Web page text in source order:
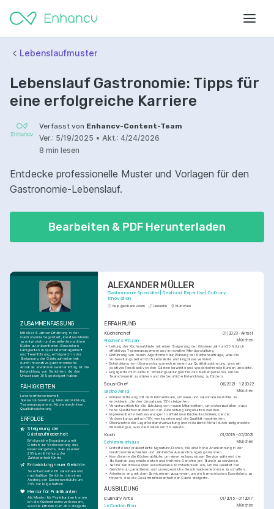
Lebenslaufmuster
Lebenslauf Gastronomie: Tipps für
eine erfolgreiche Karriere
Verfasst von Enhancv-Content-Team
Ver.: 5/19/2025 • Akt.: 4/24/2026
8 min lesen
Entdecke professionelle Muster und Vorlagen für den
Gastronomie-Lebenslauf.
Bearbeiten & PDF Herunterladen
ALEXANDER MÜLLER
Gastronomie Specialist | Seafood Expertise | Culinary
Innovation
help@enhancv.com LinkedIn München
ERFAHRUNG
Küchenchef 01/2023 - Aktuell
Fischer's Fritzen München
• Leitung der Küchenabläufe mit einer Steigerung der Gästeanzahl um 50% durch
effektives Teammanagement und innovative Menügestaltung.
• Einführung von neuen Algorithmen zur Planung der Küchenaufträge, was die
Vorbereitungszeit um 20% reduzierte und Engpässe vermied.
• Entwicklung von Überwachungsmechanismen zur Qualitätssicherung, was ein
positives Feedback von den Gästen bewirkte und wiederkehrende Kunden anlockte.
• Engagierte mich aktiv in Schulungssitzungen für das Küchenpersonal, um die
Teamdynamik zu stärken und die berufliche Entwicklung zu fördern.
Sous-Chef 06/2021 - 12/2022
Bistro Amici München
• Kollaborierte eng mit dem Küchenteam, um neue und saisonale Gerichte zu
entwickeln, die den Umsatz um 15% steigerten.
• Verantwortlich für die Schulung von neuen Mitarbeitern, um sicherzustellen, dass
hohe Qualitätsstandards in der Zubereitung eingehalten werden.
• Implementierte Verbesserungen in effektiven Küchentechniken, die die
Vorbereitungszeit um 10% verringerten und die Qualität maximierten.
• Überwachte die Lagerbestandverwaltung und reduzierte Abfall durch zeitgerechte
Bestellungen, was die Kosten um 5% senkte.
Koch 01/2019 - 05/2021
Schlemmerhaus München
• Erstellte und präsentierte Signature-Dishes, die eine hohe Anerkennung in der
Gastronomie erhielten und zahlreiche Auszeichnungen gewannen.
• Koordinierte die Küchenabläufe, um einen reibungslosen Service während der
Stoßzeiten zu gewährleisten und mehrere Gerichte pro Stunde zu servieren.
•
Setzte Kenntnisse über verschiedene Kochtechniken ein, um die Qualität der
Gerichte zu garantieren und unvergessliche Geschmackserlebnisse zu schaffen.
• Arbeitete eng mit dem Serviceteam zusammen, um ein harmonisches Esserlebnis zu
fördern, das die Gesamtzufriedenheit der Gäste steigerte.
AUSBILDUNG
Culinary Arts 01/2015 - 01/2017
Le Cordon Bleu München
ZUSAMMENFASSUNG
Mit über 6 Jahren Erfahrung in der
Gastronomie begeistert, kreative Menüs
zu entwickeln und exzellente maritime
Küche zu präsentieren. Besondere
Fähigkeiten in Qualitätsmanagement
und Teamführung, erfolgreich in der
Steigerung der Gästezufriedenheit
durch innovative gastronomische
Ansätze. Erwähnenswerter Erfolg ist die
Entwicklung von Gerichten, die den
Umsatz um 30% gesteigert haben.
FÄHIGKEITEN
Lebensmittelsicherheit,
Speisenzubereitung, Menüentwicklung,
Teammanagement, Küchentechniken,
Qualitätssicherung
ERFOLGE
Steigerung der
Gästezufriedenheit
Erfolgreiche Engagierung mit
Gästen zur Verbesserung des
Essensangebots, was zu einer
25%igen Erhöhung der
Zufriedenheit führte.
Entwicklung neuer Gerichte
So entwickelte ich saisonale und
nachhaltige Gerichte, die einen
Anstieg der Speisenverkäufe um
30% zur Folge hatten.
Mentor für Praktikanten
Als Mentor für Praktikanten konnte
ich die Küchenteams verbessern,
was die Effizienz um 40% steigerte.